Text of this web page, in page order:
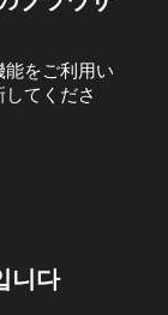
をご利用い
てくださ
니다